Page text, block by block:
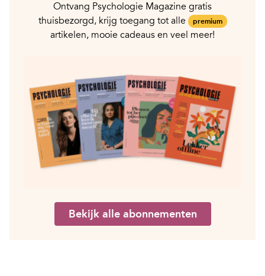
Ontvang Psychologie Magazine gratis
thuisbezorgd, krijg toegang tot alle
premium
artikelen, mooie cadeaus en veel meer!
Bekijk alle abonnementen